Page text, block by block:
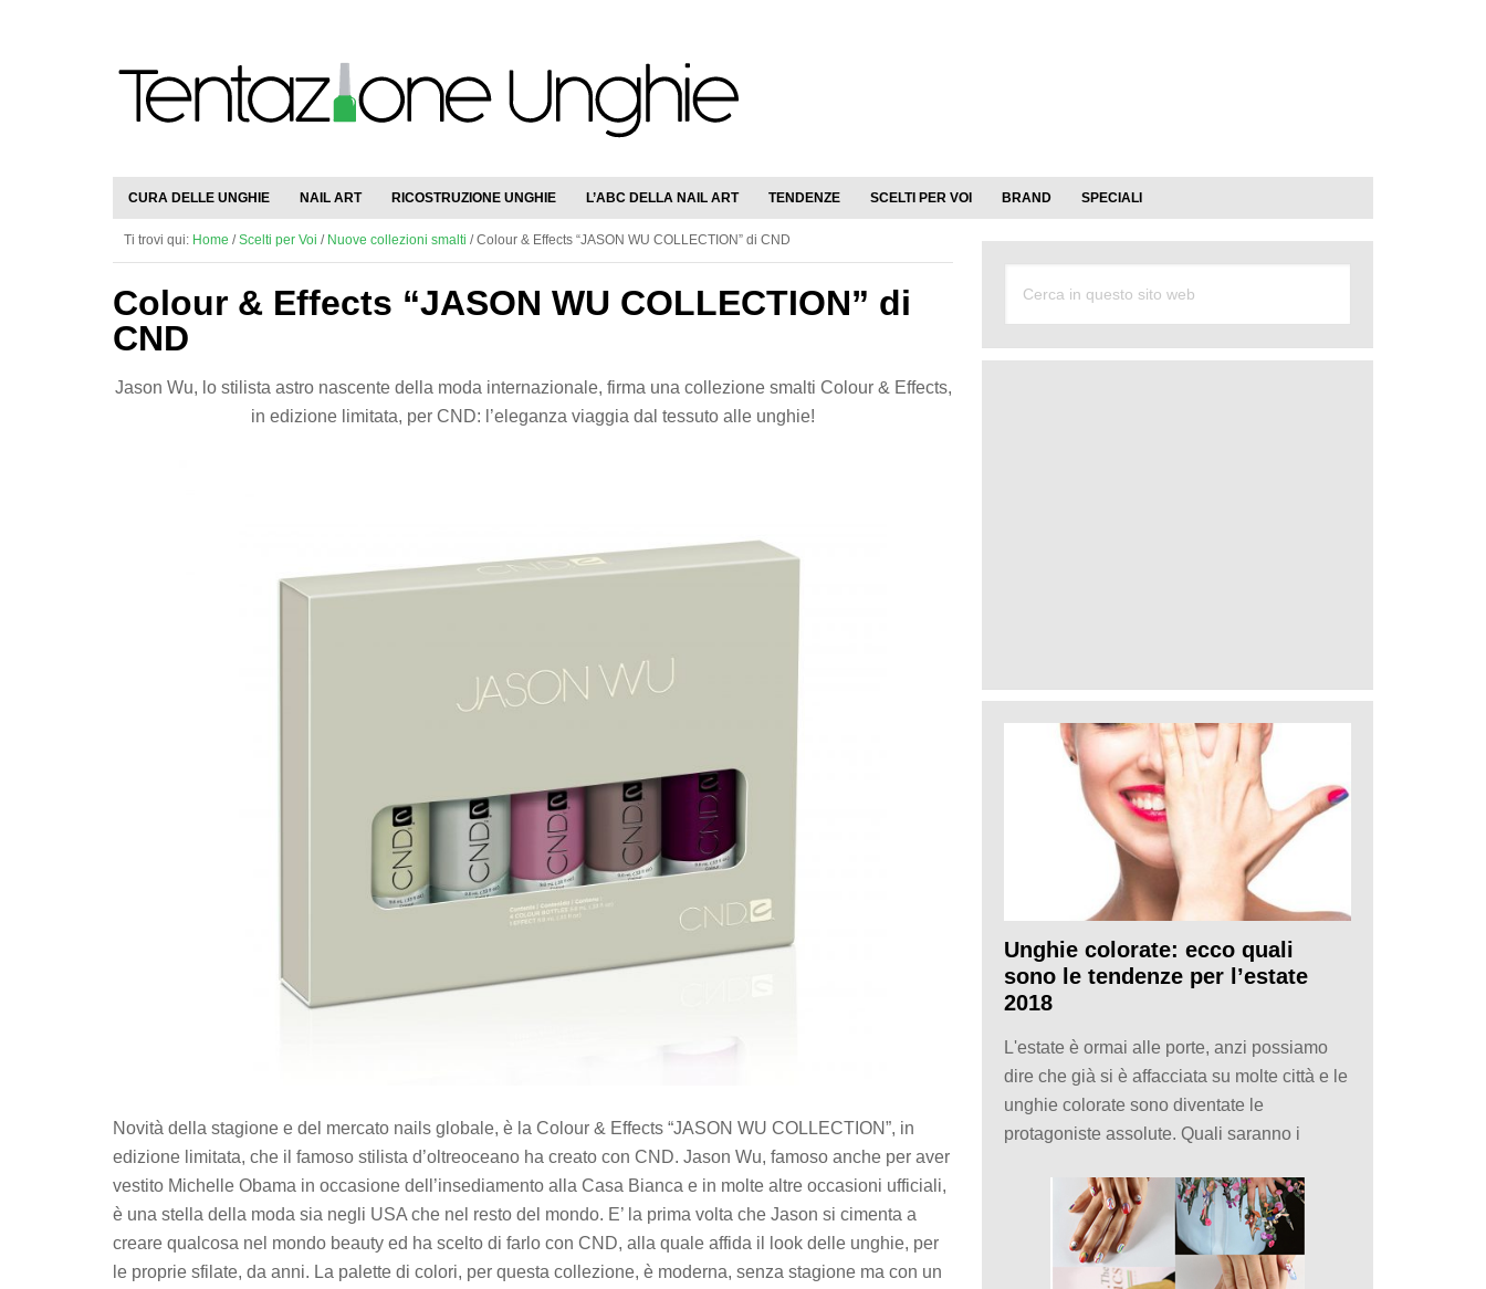
CURA DELLE UNGHIE NAIL ART RICOSTRUZIONE UNGHIE L’ABC DELLA NAIL ART TENDENZE SCELTI PER VOI BRAND SPECIALI
Ti trovi qui: Home / Scelti per Voi / Nuove collezioni smalti /Colour & Effects “JASON WU COLLECTION” di CND
Colour & Effects “JASON WU COLLECTION” di
CND
Jason Wu, lo stilista astro nascente della moda internazionale, firma una collezione smalti Colour & Effects,
in edizione limitata, per CND: l’eleganza viaggia dal tessuto alle unghie!
Novità della stagione e del mercato nails globale, è la Colour & Effects “JASON WU COLLECTION”, in
edizione limitata, che il famoso stilista d’oltreoceano ha creato con CND. Jason Wu, famoso anche per aver
vestito Michelle Obama in occasione dell’insediamento alla Casa Bianca e in molte altre occasioni ufficiali,
è una stella della moda sia negli USA che nel resto del mondo. E’ la prima volta che Jason si cimenta a
creare qualcosa nel mondo beauty ed ha scelto di farlo con CND, alla quale affida il look delle unghie, per
le proprie sfilate, da anni. La palette di colori, per questa collezione, è moderna, senza stagione ma con un
Unghie colorate: ecco quali
sono le tendenze per l’estate
2018
L'estate è ormai alle porte, anzi possiamo
dire che già si è affacciata su molte città e le
unghie colorate sono diventate le
protagoniste assolute. Quali saranno i